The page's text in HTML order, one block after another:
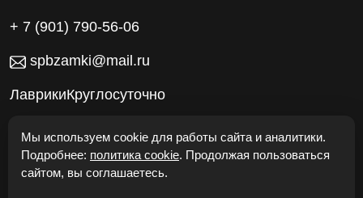
+ 7 (901) 790-56-06
spbzamki@mail.ru
ЛаврикиКруглосуточно
Работаем без выходных
Мы используем cookie для работы сайта и аналитики.
Подробнее: политика cookie. Продолжая пользоваться
сайтом, вы соглашаетесь.